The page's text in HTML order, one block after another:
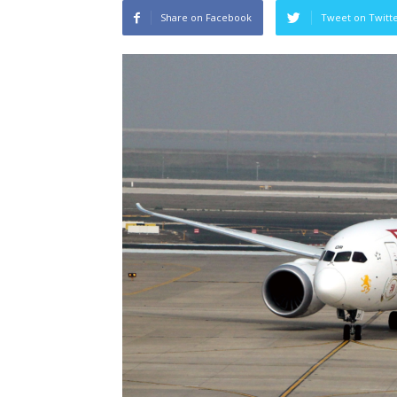
Share on Facebook Tweet on